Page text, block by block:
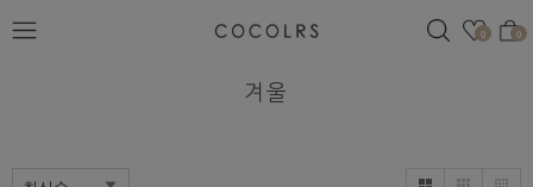
관심
0 0
검색
겨울